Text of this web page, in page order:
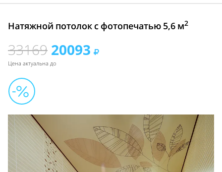
Натяжной потолок с фотопечатью 5,6 м2
33169 20093
Цена актуальна до